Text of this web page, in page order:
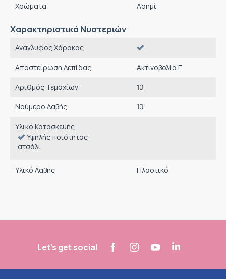
Χρώματα Ασημί
Χαρακτηριστικά Νυστεριών
Ανάγλυφος Χάρακας
Αποστείρωση Λεπίδας Ακτινοβολία Γ
Αριθμός Τεμαχίων 10
Νούμερο Λαβής 10
Υλικό Κατασκευής
Υψηλής ποιότητας
ατσάλι
Υλικό Λαβής Πλαστικό
Let's get social